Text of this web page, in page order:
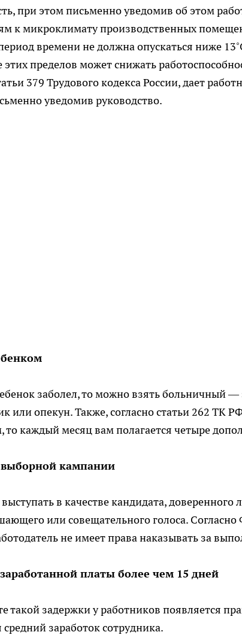
при этом письменно уведомив об этом
к микроклимату производственных
времени не должна опускаться ниже
пределов может снижать
379 Трудового кодекса России, дает
уведомив руководство.
заболел, то можно взять больничный —
или опекун. Также, согласно статьи 262 ТК
то каждый месяц вам полагается четыре
выборной кампании
в качестве кандидата, доверенного
или совещательного голоса.
не имеет права наказывать за
платы более чем 15 дней
такой задержки у работников появляется
средний заработок сотрудника.